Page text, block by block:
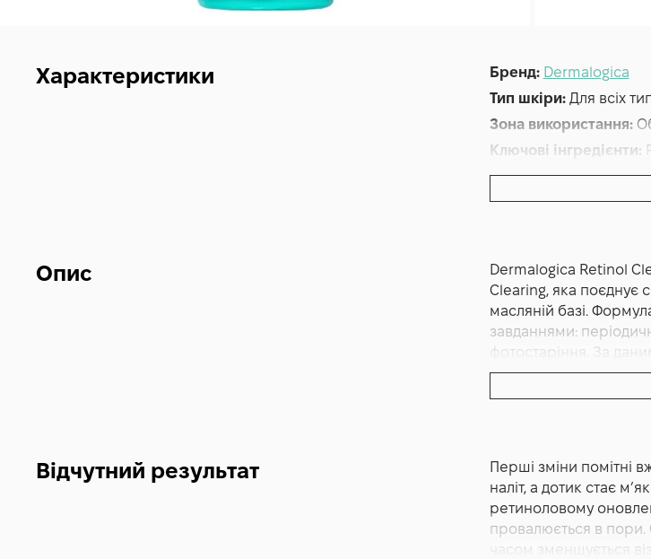
Характеристики Бренд: Dermalogica
Тип шкіри: Для всіх
Зона використання:
Ключові інгредієнти:
Основна дія:Від акне
Форма випуску:Олія
Альтернативна назва:
Опис
Dermalogica Retinol
Clearing, яка поєднує
масляній базі.
завданнями:
фотостаріння. За
вивільненням під
вирівнювати
ковзання, зняти
утримувати вологу в
ретиноловий догляд
сухого повітря.
Відчутний результат
Перші зміни помітні
наліт, а дотик стає
ретиноловому
провалюється в пори.
часом зменшується